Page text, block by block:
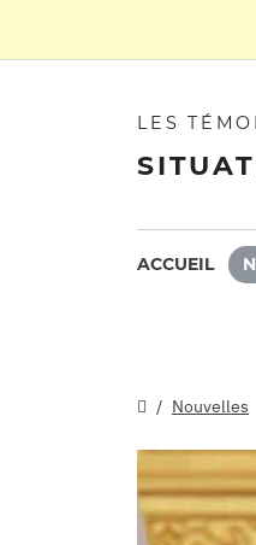
LES
ACCUEIL
Nouvelles